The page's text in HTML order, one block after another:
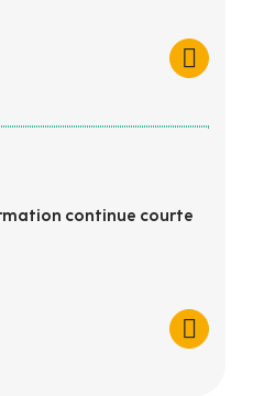
continue courte